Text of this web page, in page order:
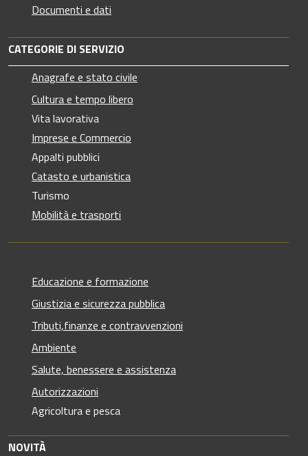
Documenti e dati
CATEGORIE DI SERVIZIO
Anagrafe e stato civile
Cultura e tempo libero
Vita lavorativa
Imprese e Commercio
Appalti pubblici
Catasto e urbanistica
Turismo
Mobilità e trasporti
Educazione e formazione
Giustizia e sicurezza pubblica
Tributi,finanze e contravvenzioni
Ambiente
Salute, benessere e assistenza
Autorizzazioni
Agricoltura e pesca
NOVITÀ